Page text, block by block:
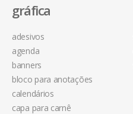
gráfica
adesivos
agenda
banners
bloco para anotações
calendários
capa para carnê